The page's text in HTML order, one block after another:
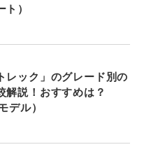
ト）
レック」のグレード別の
解説！おすすめは？
デル）